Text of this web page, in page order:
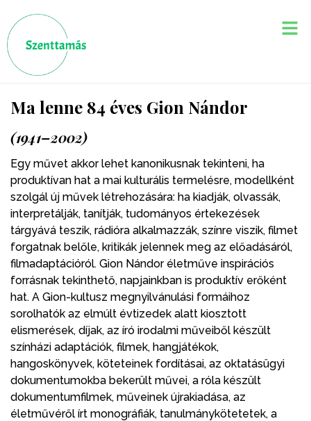
Ma lenne 84 éves Gion Nándor
(1941–2002)
Egy művet akkor lehet kanonikusnak tekinteni, ha
produktívan hat a mai kulturális termelésre, modellként
szolgál új művek létrehozására: ha kiadják, olvassák,
interpretálják, tanítják, tudományos értekezések
tárgyává teszik, rádióra alkalmazzák, színre viszik, filmet
forgatnak belőle, kritikák jelennek meg az előadásáról,
filmadaptációról. Gion Nándor életműve inspirációs
forrásnak tekinthető, napjainkban is produktív erőként
hat. A Gion-kultusz megnyilvánulási formáihoz
sorolhatók az elmúlt évtizedek alatt kiosztott
elismerések, díjak, az író irodalmi műveiből készült
színházi adaptációk, filmek, hangjátékok,
hangoskönyvek, köteteinek fordításai, az oktatásügyi
dokumentumokba bekerült művei, a róla készült
dokumentumfilmek, műveinek újrakiadása, az
életművéről írt monográfiák, tanulmánykötetetek, a